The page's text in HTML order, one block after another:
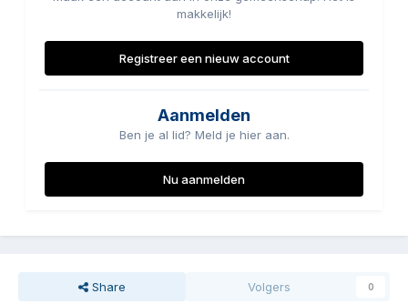
makkelijk!
Registreer een nieuw account
Aanmelden
Ben je al lid? Meld je hier aan.
Nu aanmelden
Share Volgers 0